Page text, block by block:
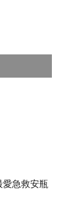
急救安瓶